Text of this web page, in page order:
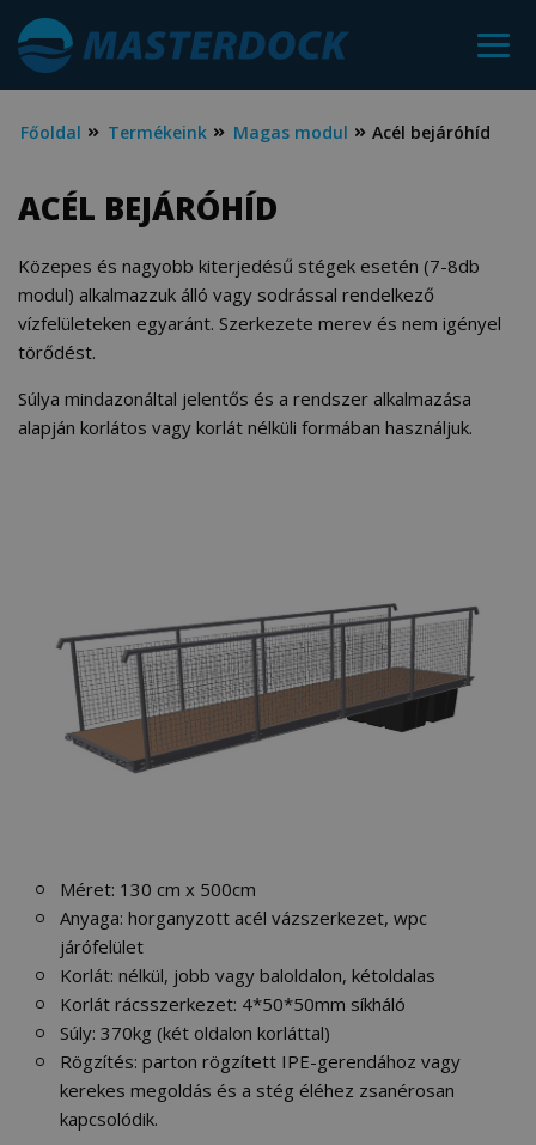
Főoldal Termékeink Magas modul Acél bejáróhíd
ACÉL BEJÁRÓHÍD
Közepes és nagyobb kiterjedésű stégek esetén (7-8db
modul) alkalmazzuk álló vagy sodrással rendelkező
vízfelületeken egyaránt. Szerkezete merev és nem igényel
törődést.
Súlya mindazonáltal jelentős és a rendszer alkalmazása
alapján korlátos vagy korlát nélküli formában használjuk.
Méret: 130 cm x 500cm
Anyaga: horganyzott acél vázszerkezet, wpc
járófelület
Korlát: nélkül, jobb vagy baloldalon, kétoldalas
Korlát rácsszerkezet: 4*50*50mm síkháló
Súly: 370kg (két oldalon korláttal)
Rögzítés: parton rögzített IPE-gerendához vagy
kerekes megoldás és a stég éléhez zsanérosan
kapcsolódik.